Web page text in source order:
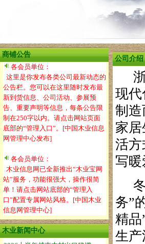
商铺公告
各会员单位：
这里是你发布各类公司最新动态的
公告栏。您可以在这里随时发布最
新到货信息、公司活动、参展预
告、重要声明等信息，每条公告限
制在250字以内。请点击网站页面
底部的“管理入口”。[中国木业信息
网管理中心发布]
各会员单位：
木业信息网已全新推出“木业宝网
站”服务，功能很强大，操作很简
单！请点击网站底部的“管理入
口”配置专属网站风格。[中国木业
信息网管理中心]
木业新闻中心
公司介绍
浙
现
制造
家
活
写
冬
务”
精品
生产